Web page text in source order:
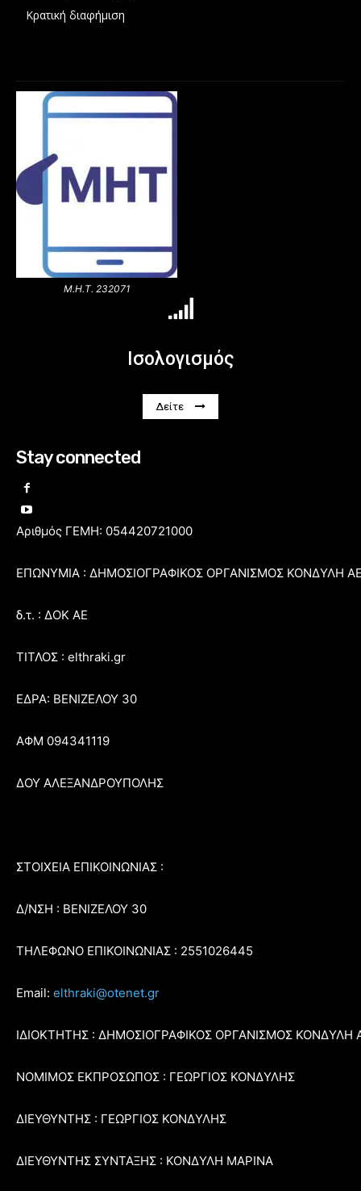
Κρατική διαφήμιση
Μ.Η.Τ. 232071
Ισολογισμός
Δείτε
Stay connected
Αριθμός ΓΕΜΗ: 054420721000
ΕΠΩΝΥΜΙΑ : ΔΗΜΟΣΙΟΓΡΑΦΙΚΟΣ ΟΡΓΑΝΙΣΜΟΣ ΚΟΝΔΥΛΗ
δ.τ. : ΔΟΚ ΑΕ
ΤΙΤΛΟΣ : elthraki.gr
ΕΔΡΑ: ΒΕΝΙΖΕΛΟΥ 30
ΑΦΜ 094341119
ΔΟΥ ΑΛΕΞΑΝΔΡΟΥΠΟΛΗΣ
ΣΤΟΙΧΕΙΑ ΕΠΙΚΟΙΝΩΝΙΑΣ :
Δ/ΝΣΗ : ΒΕΝΙΖΕΛΟΥ 30
ΤΗΛΕΦΩΝΟ ΕΠΙΚΟΙΝΩΝΙΑΣ : 2551026445
Email: elthraki@otenet.gr
ΙΔΙΟΚΤΗΤΗΣ : ΔΗΜΟΣΙΟΓΡΑΦΙΚΟΣ ΟΡΓΑΝΙΣΜΟΣ ΚΟΝΔΥΛΗ
ΝΟΜΙΜΟΣ ΕΚΠΡΟΣΩΠΟΣ : ΓΕΩΡΓΙΟΣ ΚΟΝΔΥΛΗΣ
ΔΙΕΥΘΥΝΤΗΣ : ΓΕΩΡΓΙΟΣ ΚΟΝΔΥΛΗΣ
ΔΙΕΥΘΥΝΤΗΣ ΣΥΝΤΑΞΗΣ : ΚΟΝΔΥΛΗ ΜΑΡΙΝΑ